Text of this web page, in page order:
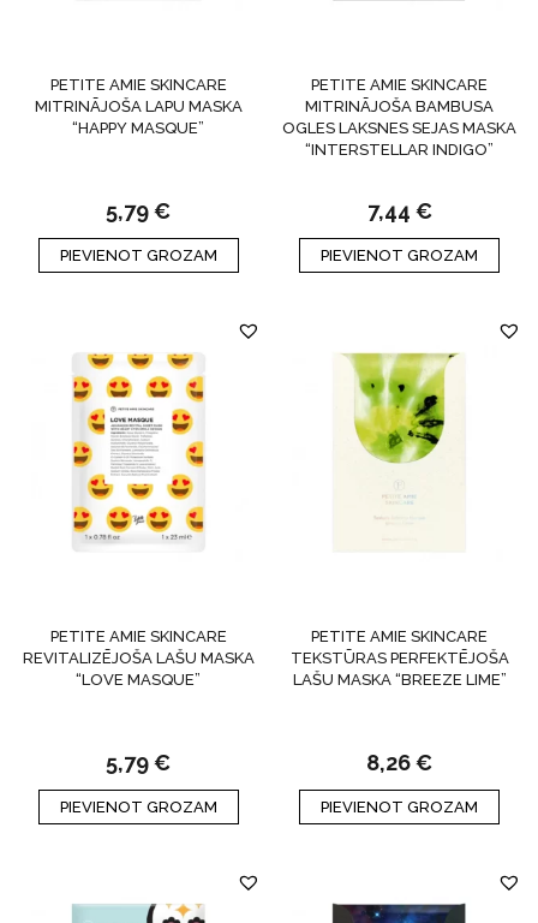
PETITE AMIE SKINCARE
MITRINĀJOŠA LAPU MASKA
“HAPPY MASQUE”
5,79€
PIEVIENOT GROZAM
PETITE AMIE SKINCARE
MITRINĀJOŠA BAMBUSA
OGLES LAKSNES SEJAS MASKA
“INTERSTELLAR INDIGO”
7,44 €
PIEVIENOT GROZAM
PETITE AMIE SKINCARE
REVITALIZĒJOŠA LAŠU MASKA
“LOVE MASQUE”
5,79€
PIEVIENOT GROZAM
PETITE AMIE SKINCARE
TEKSTŪRAS PERFEKTĒJOŠA
LAŠU MASKA “BREEZE LIME”
8,26€
PIEVIENOT GROZAM